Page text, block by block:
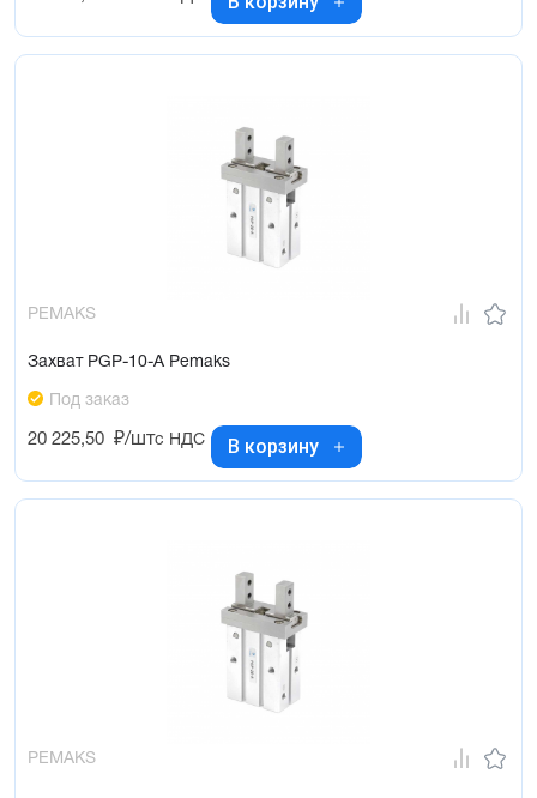
PEMAKS
Захват PGP-10-A Pemaks
Под заказ
20 225,50 ₽/штс НДС В корзину
PEMAKS